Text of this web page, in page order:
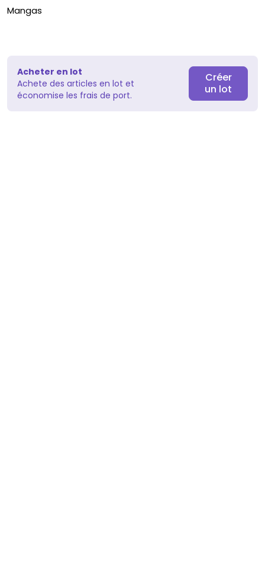
Mangas
Acheter en lot
Achete des articles en lot et
économise les frais de port.
Créer
un lot